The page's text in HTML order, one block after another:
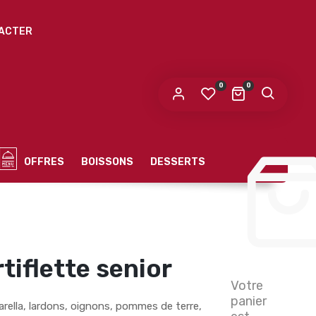
0
Votre
panier
0
OFFRES BOISSONS DESSERTS
senior
lardons, oignons, pommes de terre,